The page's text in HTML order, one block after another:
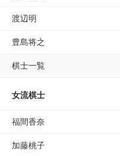
渡辺明
豊島将之
棋士一覧
女流棋士
福間香奈
加藤桃子